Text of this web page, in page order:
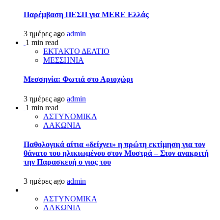
Παρέμβαση ΠΕΣΠ για MERE Ελλάς
3 ημέρες ago admin
1 min read
ΕΚΤΑΚΤΟ ΔΕΛΤΙΟ
ΜΕΣΣΗΝΙΑ
Μεσσηνία: Φωτιά στο Αριοχώρι
3 ημέρες ago admin
1 min read
ΑΣΤΥΝΟΜΙΚΑ
ΛΑΚΩΝΙΑ
Παθολογικά αίτια «δείχνει» η πρώτη εκτίμηση για τον
θάνατο του ηλικιωμένου στον Μυστρά – Στον ανακριτή
την Παρασκευή ο γιος του
3 ημέρες ago admin
ΑΣΤΥΝΟΜΙΚΑ
ΛΑΚΩΝΙΑ